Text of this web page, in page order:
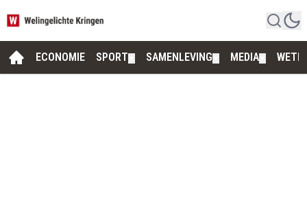
ECONOMIE SPORT SAMENLEVING MEDIA